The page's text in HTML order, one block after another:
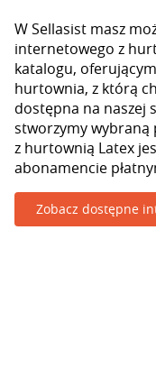
W Sellasist masz
internetowego z
katalogu,
hurtownia, z którą
dostępna na naszej
stworzymy wybraną
z hurtownią Latex
abonamencie
Zobacz dostępne